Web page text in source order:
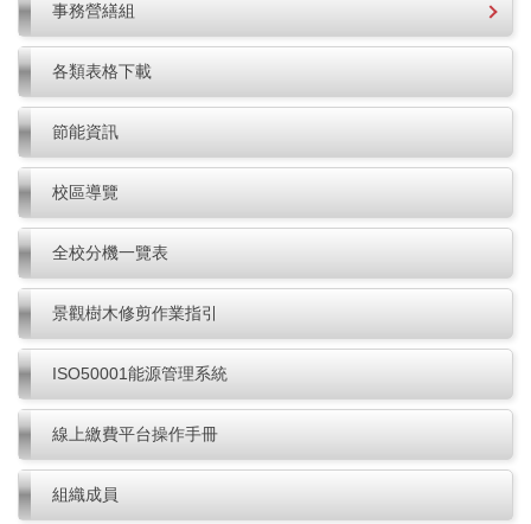
事務營繕組
各類表格下載
節能資訊
校區導覽
全校分機一覽表
景觀樹木修剪作業指引
ISO50001能源管理系統
線上繳費平台操作手冊
組織成員